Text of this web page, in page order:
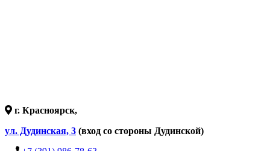
г. Красноярск,
ул. Дудинская, 3 (вход со стороны Дудинской)